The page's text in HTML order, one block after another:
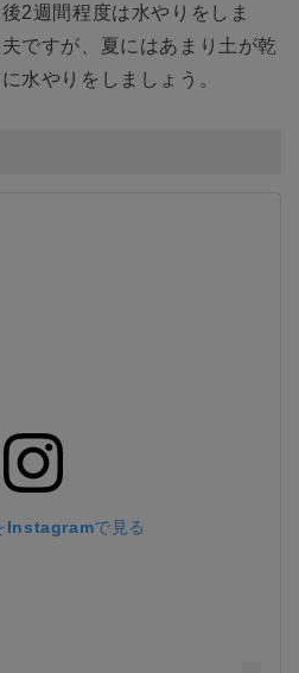
2週間程度は水やりをしま
ですが、夏にはあまり土が乾
水やりをしましょう。
Instagramで見る